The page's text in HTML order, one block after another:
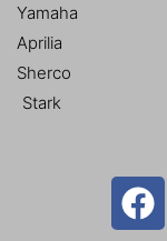
Yamaha
Aprilia
Sherco
Stark